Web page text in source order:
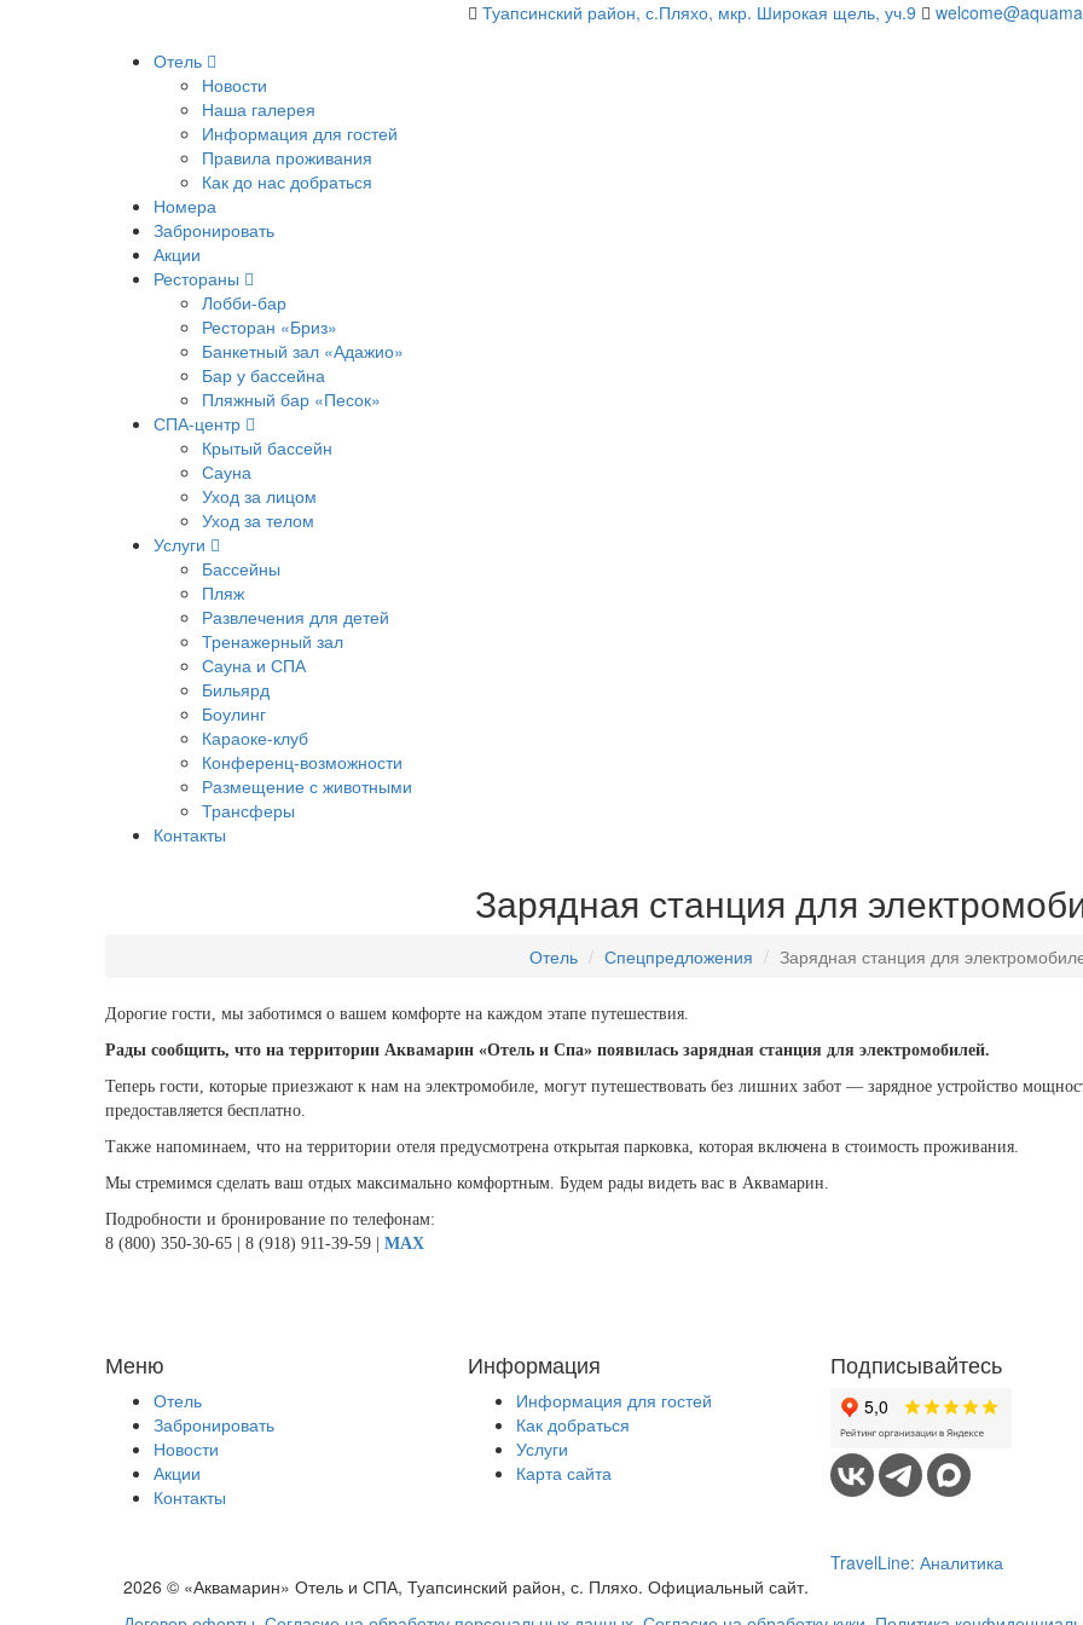
Туапсинский район, с.Пляхо, мкр. Широкая щель, уч.9
Отель
Новости
Наша галерея
Информация для гостей
Правила проживания
Как до нас добраться
Номера
Забронировать
Акции
Рестораны
Лобби-бар
Ресторан «Бриз»
Банкетный зал «Адажио»
Бар у бассейна
Пляжный бар «Песок»
СПА-центр
Крытый бассейн
Сауна
Уход за лицом
Уход за телом
Услуги
Бассейны
Пляж
Развлечения для детей
Тренажерный зал
Сауна и СПА
Бильярд
Боулинг
Караоке-клуб
Конференц-возможности
Размещение с животными
Трансферы
Контакты
Зарядная станция для
Отель Спецпредложения Зарядная станция для
Дорогие гости, мы заботимся о вашем комфорте на каждом этапе путешествия.
Рады сообщить, что на территории Аквамарин «Отель и Спа» появилась зарядная станция для электромобилей.
Теперь гости, которые приезжают к нам на электромобиле, могут путешествовать без лишних забот — зарядное устройство
предоставляется бесплатно.
Также напоминаем, что на территории отеля предусмотрена открытая парковка, которая включена в стоимость проживания.
Мы стремимся сделать ваш отдых максимально комфортным. Будем рады видеть вас в Аквамарин.
Подробности и бронирование по телефонам:
8 (800) 350-30-65 | 8 (918) 911-39-59 | MAX
Меню
Отель
Забронировать
Новости
Акции
Контакты
Информация
Информация для гостей
Как добраться
Услуги
Карта сайта
Подписывайтесь
TravelLine: Аналитика
2026 © «Аквамарин» Отель и СПА, Туапсинский район, с. Пляхо. Официальный сайт.